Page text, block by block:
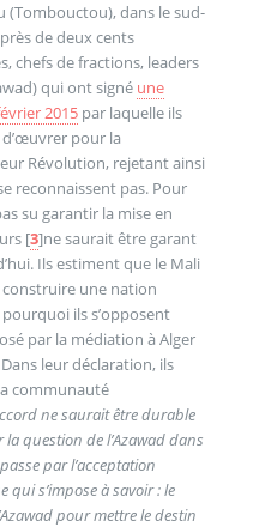
(Tombouctou), dans le sud-
de deux cents
chefs de fractions, leaders
qui ont signé une
2015par laquelle ils
pour la
Révolution, rejetant ainsi
reconnaissent pas. Pour
su garantir la mise en
[3]ne saurait être garant
Ils estiment que le Mali
construire une nation
ils s’opposent
par la médiation à Alger
leur déclaration, ils
communauté
ne saurait être durable
question de l’Azawad dans
par l’acceptation
qui s’impose à savoir : le
pour mettre le destin